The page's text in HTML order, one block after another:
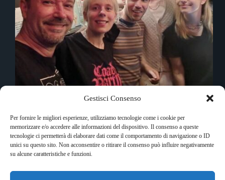
Gestisci Consenso
Per fornire le migliori esperienze, utilizziamo tecnologie come i cookie per
memorizzare e/o accedere alle informazioni del dispositivo. Il consenso a queste
tecnologie ci permetterà di elaborare dati come il comportamento di navigazione o ID
unici su questo sito. Non acconsentire o ritirare il consenso può influire negativamente
su alcune caratteristiche e funzioni.
Party, che ci hanno parlato un po' di loro e dato
preziosi consigli per l'ascolto di alcune band
dell'Isola di Wight.
Fabio Busi
15 Giugno 2024